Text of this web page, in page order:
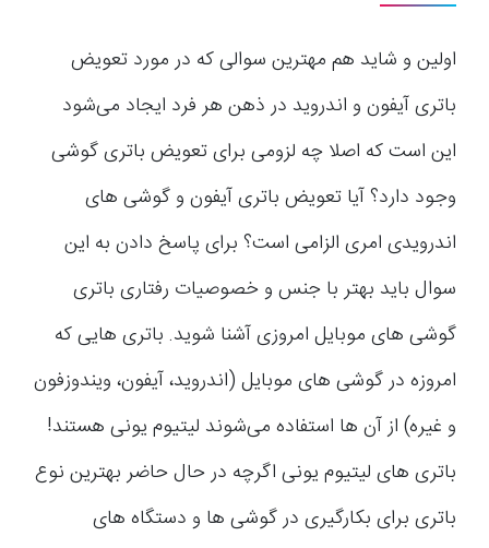
اولین و شاید هم مهترین سوالی که در مورد تعویض
باتری آیفون و اندروید در ذهن هر فرد ایجاد می‌شود
این است که اصلا چه لزومی برای تعویض باتری گوشی
وجود دارد؟ آیا تعویض باتری آیفون و گوشی های
اندرویدی امری الزامی است؟ برای پاسخ دادن به این
سوال باید بهتر با جنس و خصوصیات رفتاری باتری
گوشی های موبایل امروزی آشنا شوید. باتری هایی که
امروزه در گوشی های موبایل (اندروید، آیفون، ویندوزفون
و غیره) از آن ها استفاده می‌شوند لیتیوم یونی هستند!
باتری های لیتیوم یونی اگرچه در حال حاضر بهترین نوع
باتری برای بکارگیری در گوشی ها و دستگاه های